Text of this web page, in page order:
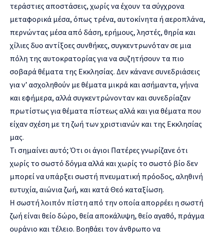
τεράστιες αποστάσεις, χωρίς να έχουν τα σύγχρονα
μεταφορικά μέσα, όπως τρένα, αυτοκίνητα ή αεροπλάνα,
περνώντας μέσα από δάση, ερήμους, ληστές, θηρία και
χίλιες δυο αντίξοες συνθήκες, συγκεντρωνόταν σε μια
πόλη της αυτοκρατορίας για να συζητήσουν τα πιο
σοβαρά θέματα της Εκκλησίας. Δεν κάνανε συνεδριάσεις
για ν’ ασχοληθούν με θέματα μικρά και ασήμαντα, γήινα
και εφήμερα, αλλά συγκεντρώνονταν και συνεδρίαζαν
πρωτίστως για θέματα πίστεως αλλά και για θέματα που
είχαν σχέση με τη ζωή των χριστιανών και της Εκκλησίας
μας.
Τι σημαίνει αυτό; Ότι οι άγιοι Πατέρες γνωρίζανε ότι
χωρίς το σωστό δόγμα αλλά και χωρίς το σωστό βίο δεν
μπορεί να υπάρξει σωστή πνευματική πρόοδος, αληθινή
ευτυχία, αιώνια ζωή, και κατά Θεό καταξίωση.
Η σωστή λοιπόν πίστη από την οποία απορρέει η σωστή
ζωή είναι θείο δώρο, θεία αποκάλυψη, θείο αγαθό, πράγμα
ουράνιο και τέλειο. Βοηθάει τον άνθρωπο να